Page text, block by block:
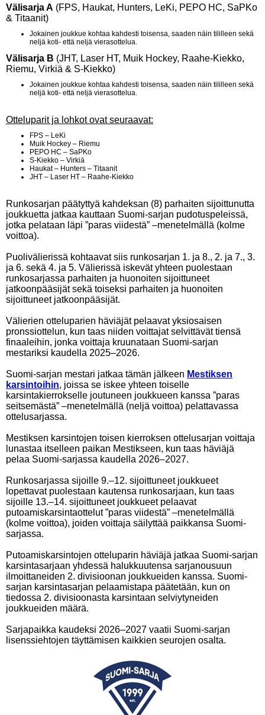
Välisarja A (FPS, Haukat, Hunters, LeKi, PEPO HC, SaPKo
& Titaanit)
Jokainen joukkue kohtaa kahdesti toisensa, saaden näin tililleen sekä
neljä koti- että neljä vierasottelua.
Välisarja B (JHT, Laser HT, Muik Hockey, Raahe-Kiekko,
Riemu, Virkiä & S-Kiekko)
Jokainen joukkue kohtaa kahdesti toisensa, saaden näin tililleen sekä
neljä koti- että neljä vierasottelua.
Otteluparit ja lohkot ovat seuraavat:
FPS – LeKi
Muik Hockey – Riemu
PEPO HC – SaPKo
S-Kiekko – Virkiä
Haukat – Hunters – Titaanit
JHT – Laser HT – Raahe-Kiekko
Runkosarjan päätyttyä kahdeksan (8) parhaiten sijoittunutta
joukkuetta jatkaa kauttaan Suomi-sarjan pudotuspeleissä,
jotka pelataan läpi ”paras viidestä” –menetelmällä (kolme
voittoa).
Puolivälierissä kohtaavat siis runkosarjan 1. ja 8., 2. ja 7., 3.
ja 6. sekä 4. ja 5. Välierissä iskevät yhteen puolestaan
runkosarjassa parhaiten ja huonoiten sijoittuneet
jatkoonpääsijät sekä toiseksi parhaiten ja huonoiten
sijoittuneet jatkoonpääsijät.
Välierien otteluparien häviäjät pelaavat yksiosaisen
pronssiottelun, kun taas niiden voittajat selvittävät tiensä
finaaleihin, jonka voittaja kruunataan Suomi-sarjan
mestariksi kaudella 2025–2026.
Suomi-sarjan mestari jatkaa tämän jälkeen Mestiksen
karsintoihin, joissa se iskee yhteen toiselle
karsintakierrokselle joutuneen joukkueen kanssa ”paras
seitsemästä” –menetelmällä (neljä voittoa) pelattavassa
ottelusarjassa.
Mestiksen karsintojen toisen kierroksen ottelusarjan voittaja
lunastaa itselleen paikan Mestikseen, kun taas häviäjä
pelaa Suomi-sarjassa kaudella 2026–2027.
Runkosarjassa sijoille 9.–12. sijoittuneet joukkueet
lopettavat puolestaan kautensa runkosarjaan, kun taas
sijoille 13.–14. sijoittuneet joukkueet pelaavat
putoamiskarsintaottelut ”paras viidestä” –menetelmällä
(kolme voittoa), joiden voittaja säilyttää paikkansa Suomi-
sarjassa.
Putoamiskarsintojen otteluparin häviäjä jatkaa Suomi-sarjan
karsintasarjaan yhdessä halukkuutensa sarjanousuun
ilmoittaneiden 2. divisioonan joukkueiden kanssa. Suomi-
sarjan karsintasarjan pelaamistapa päätetään, kun on
tiedossa 2. divisioonasta karsintaan selviytyneiden
joukkueiden määrä.
Sarjapaikka kaudeksi 2026–2027 vaatii Suomi-sarjan
lisenssiehtojen täyttämisen kaikkien seurojen osalta.